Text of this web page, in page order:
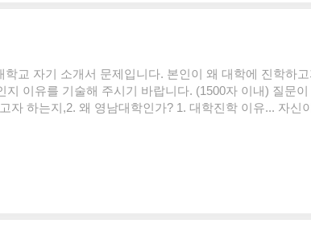
학교 자기 소개서 문제입니다. 본인이 왜 대학에 진학하
지 이유를 기술해 주시기 바랍니다. (1500자 이내) 질문
자 하는지,2. 왜 영남대학인가? 1. 대학진학 이유... 자신
가 어떤 곳인지를 알아 보라는 뜻이다. 사실 1번 답은 다
지원하는 과에 대해서 얼마나 아는지를..